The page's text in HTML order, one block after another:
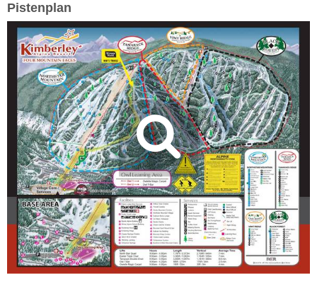
Pistenplan